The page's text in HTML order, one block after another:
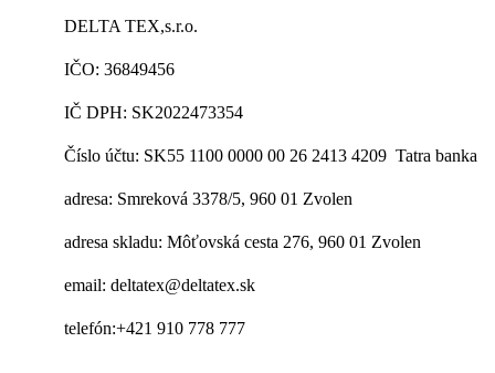
DELTA TEX,s.r.o.
IČO: 36849456
IČ DPH: SK2022473354
Číslo účtu: SK55 1100 0000 00 26 2413 4209 Tatra banka
adresa: Smreková 3378/5, 960 01 Zvolen
adresa skladu: Môťovská cesta 276, 960 01 Zvolen
email: deltatex@deltatex.sk
telefón:+421 910 778 777